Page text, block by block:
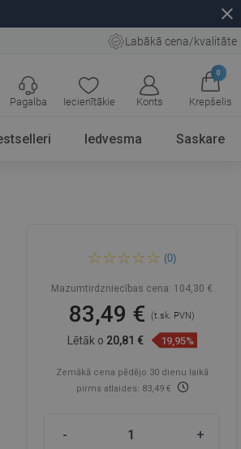
close
Labākā cena/kvalitāte
Iecienītākie Konts
0
Krepšelis
Pagalba
Iedvesma Saskare
drenāžas 90 cm, melns -
(0)
Mazumtirdzniecības cena: 104,30 €
83,49 €(t.sk. PVN)
Lētāk o 20,81 € 19,95%
Zemākā cena pēdējo 30 dienu laikā
pirms atlaides: 83,49 €
- +